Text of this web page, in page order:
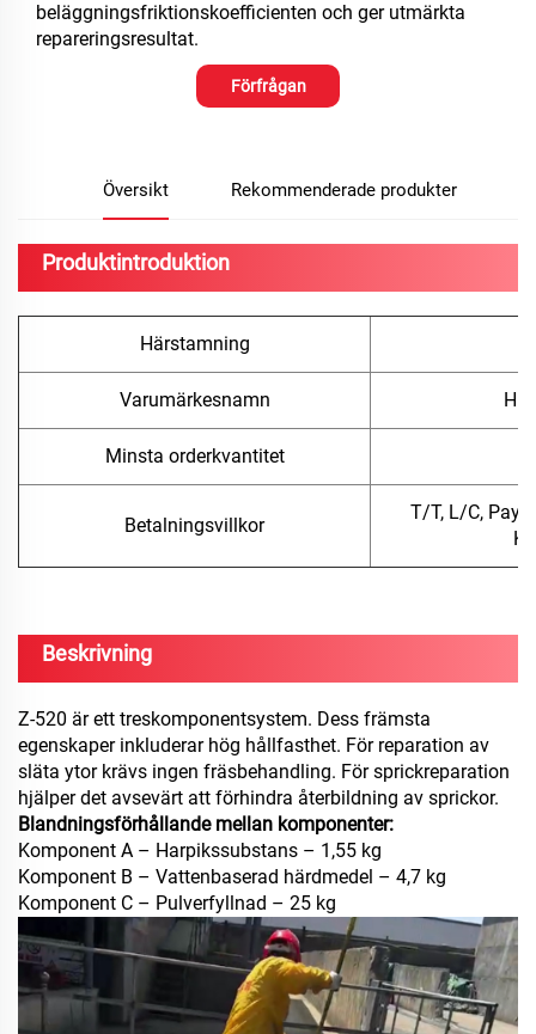
beläggningsfriktionskoefficienten och ger utmärkta
repareringsresultat.
Förfrågan
Översikt Rekommenderade produkter
Produktintroduktion
Härstamning
Varumärkesnamn
Minsta orderkvantitet
Betalningsvillkor
T/T, L/C,
Beskrivning
Z-520 är ett treskomponentsystem. Dess främsta
egenskaper inkluderar hög hållfasthet. För reparation av
släta ytor krävs ingen fräsbehandling. För sprickreparation
hjälper det avsevärt att förhindra återbildning av sprickor.
Blandningsförhållande mellan komponenter:
Komponent A – Harpikssubstans – 1,55 kg
Komponent B – Vattenbaserad härdmedel – 4,7 kg
Komponent C – Pulverfyllnad – 25 kg